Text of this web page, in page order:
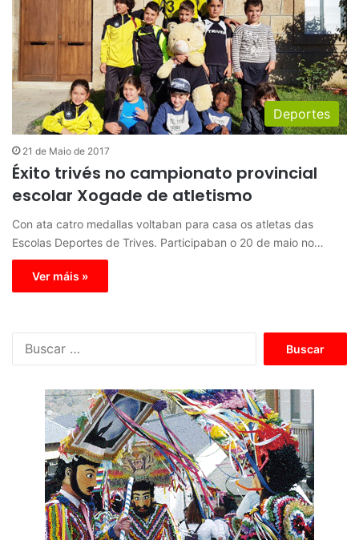
Deportes
21 de Maio de 2017
Éxito trivés no campionato provincial
escolar Xogade de atletismo
Con ata catro medallas voltaban para casa os atletas das
Escolas Deportes de Trives. Participaban o 20 de maio no…
Ver máis »
c
a
r
: